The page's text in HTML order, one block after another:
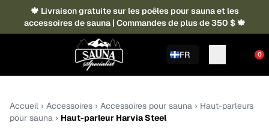
🍁 Livraison gratuite sur les poêles pour sauna et les
accessoires de sauna | Commandes de plus de 350 $ 🍁
FR 0
Accueil › Accessoires › Accessoires pour sauna › Haut-parleurs
pour sauna › Haut-parleur Harvia Steel